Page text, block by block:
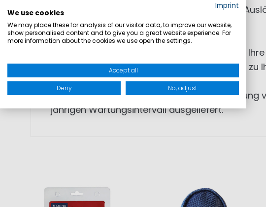
Diese Rettungsweste ist mit dem HR-Alpha-
Schritt-/Beingurt versehen.
Wir bieten zudem einen Wartungsservice für
Sollten Sie sich nicht sicher sein, welches Set
Jede Automatikweste wird vor der
jährigen Wartungsintervall ausgeliefert.
Imprint
We use cookies
We may place these for analysis of our visitor data, to improve our website,
show personalised content and to give you a great website experience. For
more information about the cookies we use open the settings.
Accept all
Deny No, adjust